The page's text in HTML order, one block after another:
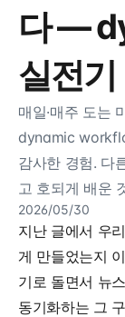
다 —
실전기
매일·매주 도는
dynamic
감사한 경험. 다
고 호되게 배운
2026/05/30
지난 글에서 우
게 만들었는지
기로 돌면서 뉴
동기화하는 그